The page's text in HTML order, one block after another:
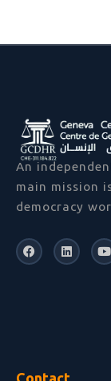
An
main mission
democracy
F
a
c
L
i
n
Y
o
u
Contact